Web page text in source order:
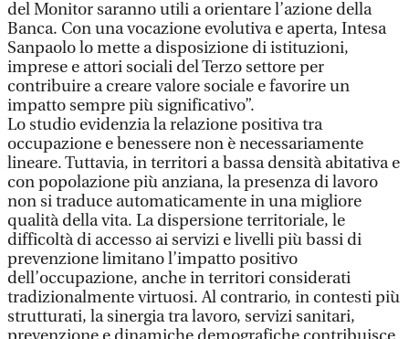
del Monitor saranno utili a orientare l’azione della
Banca. Con una vocazione evolutiva e aperta, Intesa
Sanpaolo lo mette a disposizione di istituzioni,
imprese e attori sociali del Terzo settore per
contribuire a creare valore sociale e favorire un
impatto sempre più significativo”.
Lo studio evidenzia la relazione positiva tra
occupazione e benessere non è necessariamente
lineare. Tuttavia, in territori a bassa densità abitativa e
con popolazione più anziana, la presenza di lavoro
non si traduce automaticamente in una migliore
qualità della vita. La dispersione territoriale, le
difficoltà di accesso ai servizi e livelli più bassi di
prevenzione limitano l’impatto positivo
dell’occupazione, anche in territori considerati
tradizionalmente virtuosi. Al contrario, in contesti più
strutturati, la sinergia tra lavoro, servizi sanitari,